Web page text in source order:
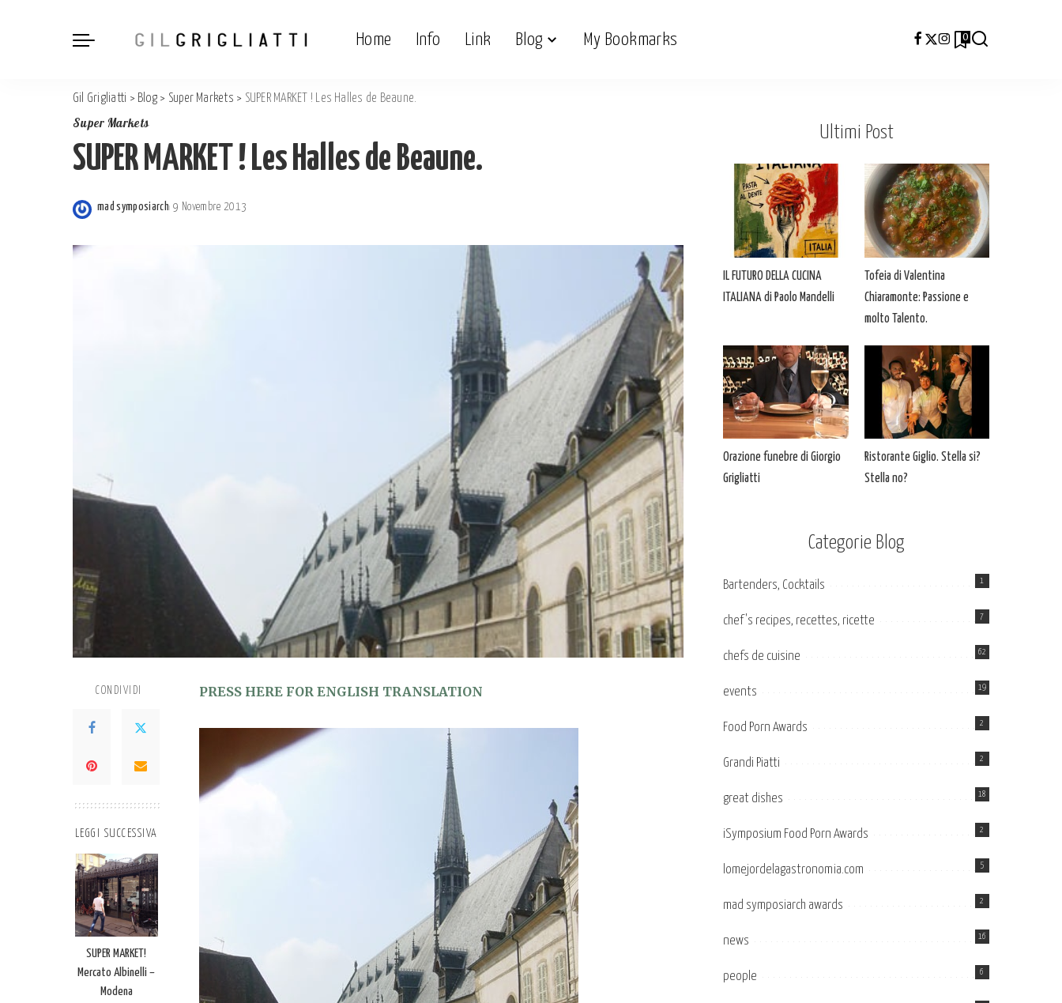
Home Info Link Blog My Bookmarks 0
Gil Grigliatti > Blog > Super Markets > SUPER MARKET ! Les Halles de Beaune.
Super Markets
SUPER MARKET ! Les Halles de Beaune.
Posted
mad symposiarch 9 Novembre 2013
CONDIVIDI
LEGGI SUCCESSIVA
SUPER MARKET!
Mercato Albinelli –
Modena
PRESS HERE FOR ENGLISH TRANSLATION
Ultimi Post
IL FUTURO DELLA CUCINA
ITALIANA di Paolo Mandelli
Tofeia di Valentina
Chiaramonte: Passione e
molto Talento.
Orazione funebre di Giorgio
Grigliatti
Ristorante Giglio. Stella si?
Stella no?
Categorie Blog
Bartenders, Cocktails 1
chef's recipes, recettes, ricette 7
chefs de cuisine 62
events 19
Food Porn Awards 2
Grandi Piatti 2
great dishes 18
iSymposium Food Porn Awards 2
lomejordelagastronomia.com 5
mad symposiarch awards 2
news 16
people 6